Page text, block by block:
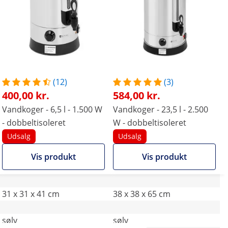
(12)
400,00 kr.
Vandkoger - 6,5 l - 1.500 W
- dobbeltisoleret
Udsalg
Vis produkt
(3)
584,00 kr.
Vandkoger - 23,5 l - 2.500
W - dobbeltisoleret
Udsalg
Vis produkt
31 x 31 x 41 cm 38 x 38 x 65 cm
sølv sølv